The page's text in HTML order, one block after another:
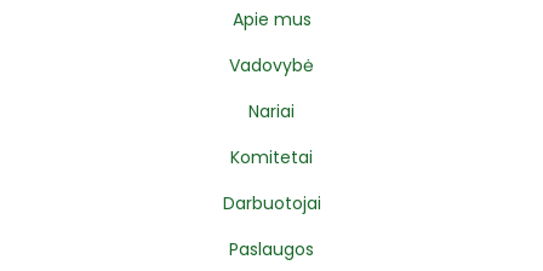
Apie mus
Vadovybė
Nariai
Komitetai
Darbuotojai
Paslaugos